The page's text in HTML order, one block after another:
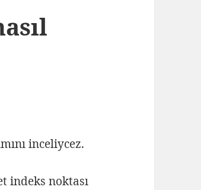
inceliycez.
indeks noktası